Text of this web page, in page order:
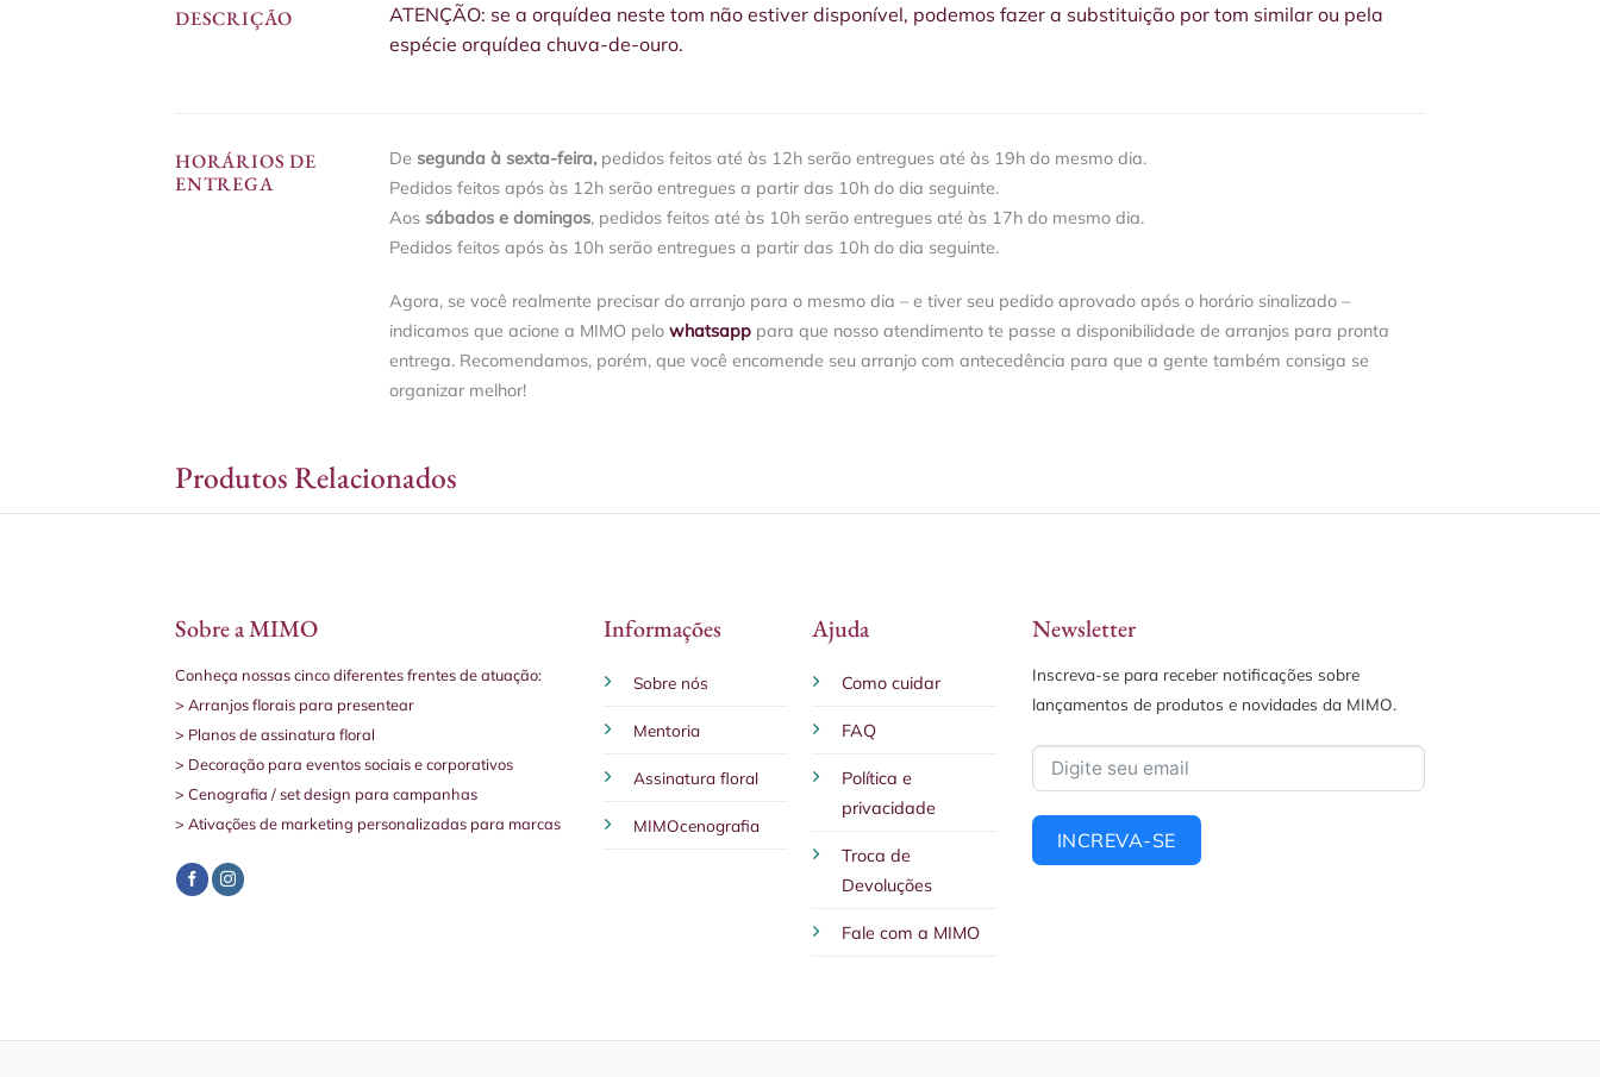
DESCRIÇÃO
ATENÇÃO: se a orquídea neste tom não estiver disponível, podemos fazer a substituição por tom similar ou pela
espécie orquídea chuva-de-ouro.
HORÁRIOS DE
ENTREGA
De segunda à sexta-feira, pedidos feitos até às 12h serão entregues até às 19h do mesmo dia.
Pedidos feitos após às 12h serão entregues a partir das 10h do dia seguinte.
Aos sábados e domingos, pedidos feitos até às 10h serão entregues até às 17h do mesmo dia.
Pedidos feitos após às 10h serão entregues a partir das 10h do dia seguinte.
Agora, se você realmente precisar do arranjo para o mesmo dia – e tiver seu pedido aprovado após o horário sinalizado –
indicamos que acione a MIMO pelo whatsapp para que nosso atendimento te passe a disponibilidade de arranjos para pronta
entrega. Recomendamos, porém, que você encomende seu arranjo com antecedência para que a gente também consiga se
organizar melhor!
Produtos Relacionados
Sobre a MIMO
Conheça nossas cinco diferentes frentes de atuação:
> Arranjos florais para presentear
> Planos de assinatura floral
> Decoração para eventos sociais e corporativos
> Cenografia / set design para campanhas
> Ativações de marketing personalizadas para marcas
Informações
Sobre nós
Mentoria
Assinatura floral
MIMOcenografia
Ajuda
Como cuidar
FAQ
Política e
privacidade
Troca de
Devoluções
Fale com a MIMO
Newsletter
Inscreva-se para receber notificações sobre
lançamentos de produtos e novidades da MIMO.
INCREVA-SE